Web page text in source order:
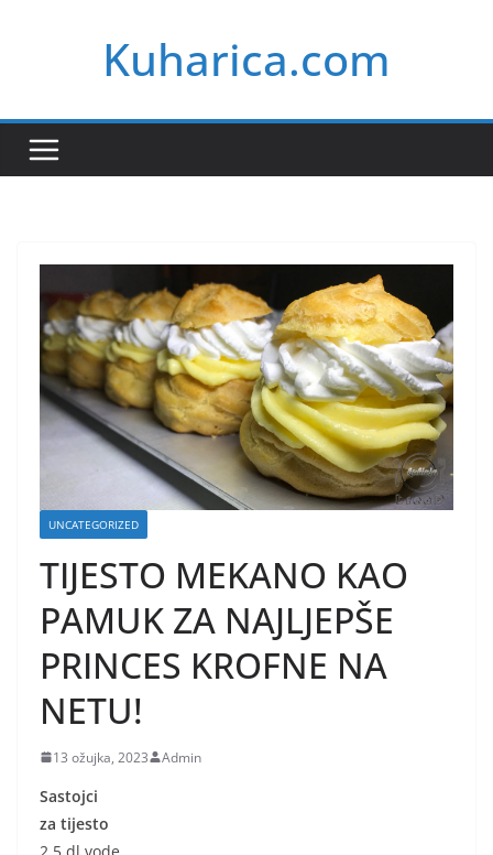
Kuharica.com
UNCATEGORIZED
TIJESTO MEKANO KAO
PAMUK ZA NAJLJEPŠE
PRINCES KROFNE NA
NETU!
13 ožujka, 2023 Admin
Sastojci
za tijesto
2,5 dl vode